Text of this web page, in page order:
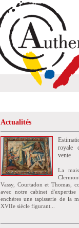
Actualités
royale
vente
La
Vassy, Courtadon et Thomas,
avec notre cabinet
enchères une tapisserie de la
XVIIe siècle figurant...